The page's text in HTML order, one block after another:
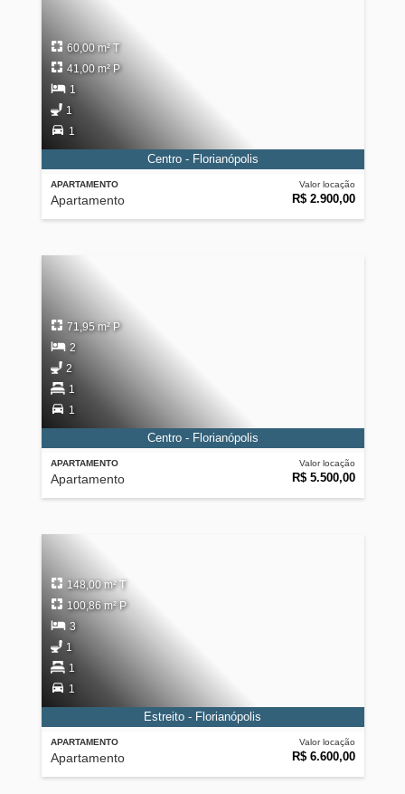
APARTAMENTO
Apartamento
Valor locação
R$ 2.900,00
60,00 m² T
41,00 m² P
1
1
1
Centro - Florianópolis
APARTAMENTO
Apartamento
Valor locação
R$ 5.500,00
71,95 m² P
2
2
1
1
Centro - Florianópolis
APARTAMENTO
Apartamento
Valor locação
R$ 6.600,00
148,00 m² T
100,86 m² P
3
1
1
1
Estreito - Florianópolis